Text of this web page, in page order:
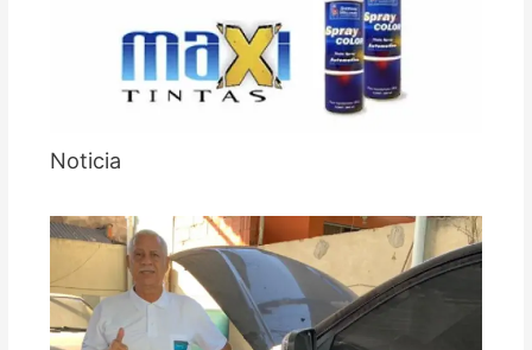
Noticia